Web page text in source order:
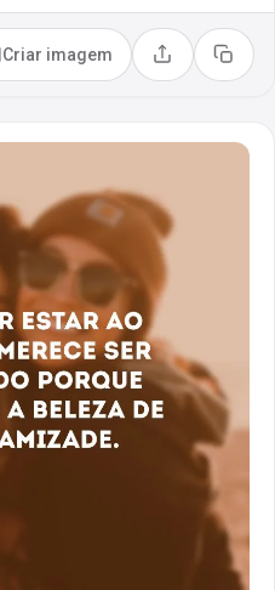
Criar imagem Compartilhar
Copiar